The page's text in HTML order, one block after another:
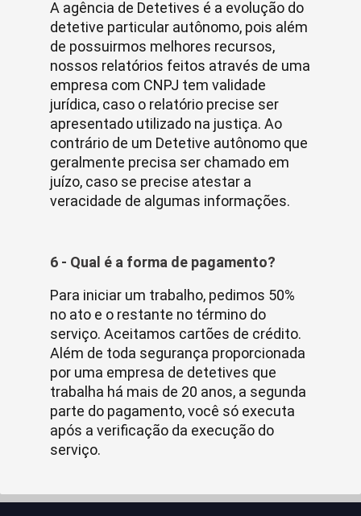
A agência de Detetives é a evolução do
detetive particular autônomo, pois além
de possuirmos melhores recursos,
nossos relatórios feitos através de uma
empresa com CNPJ tem validade
jurídica, caso o relatório precise ser
apresentado utilizado na justiça. Ao
contrário de um Detetive autônomo que
geralmente precisa ser chamado em
juízo, caso se precise atestar a
veracidade de algumas informações.
6 - Qual é a forma de pagamento?
Para iniciar um trabalho, pedimos 50%
no ato e o restante no término do
serviço. Aceitamos cartões de crédito.
Além de toda segurança proporcionada
por uma empresa de detetives que
trabalha há mais de 20 anos, a segunda
parte do pagamento, você só executa
após a verificação da execução do
serviço.